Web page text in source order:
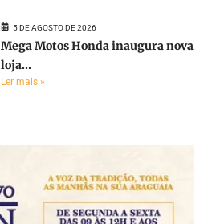
5 DE AGOSTO DE 2026
Mega Motos Honda inaugura nova
loja...
Ler mais »